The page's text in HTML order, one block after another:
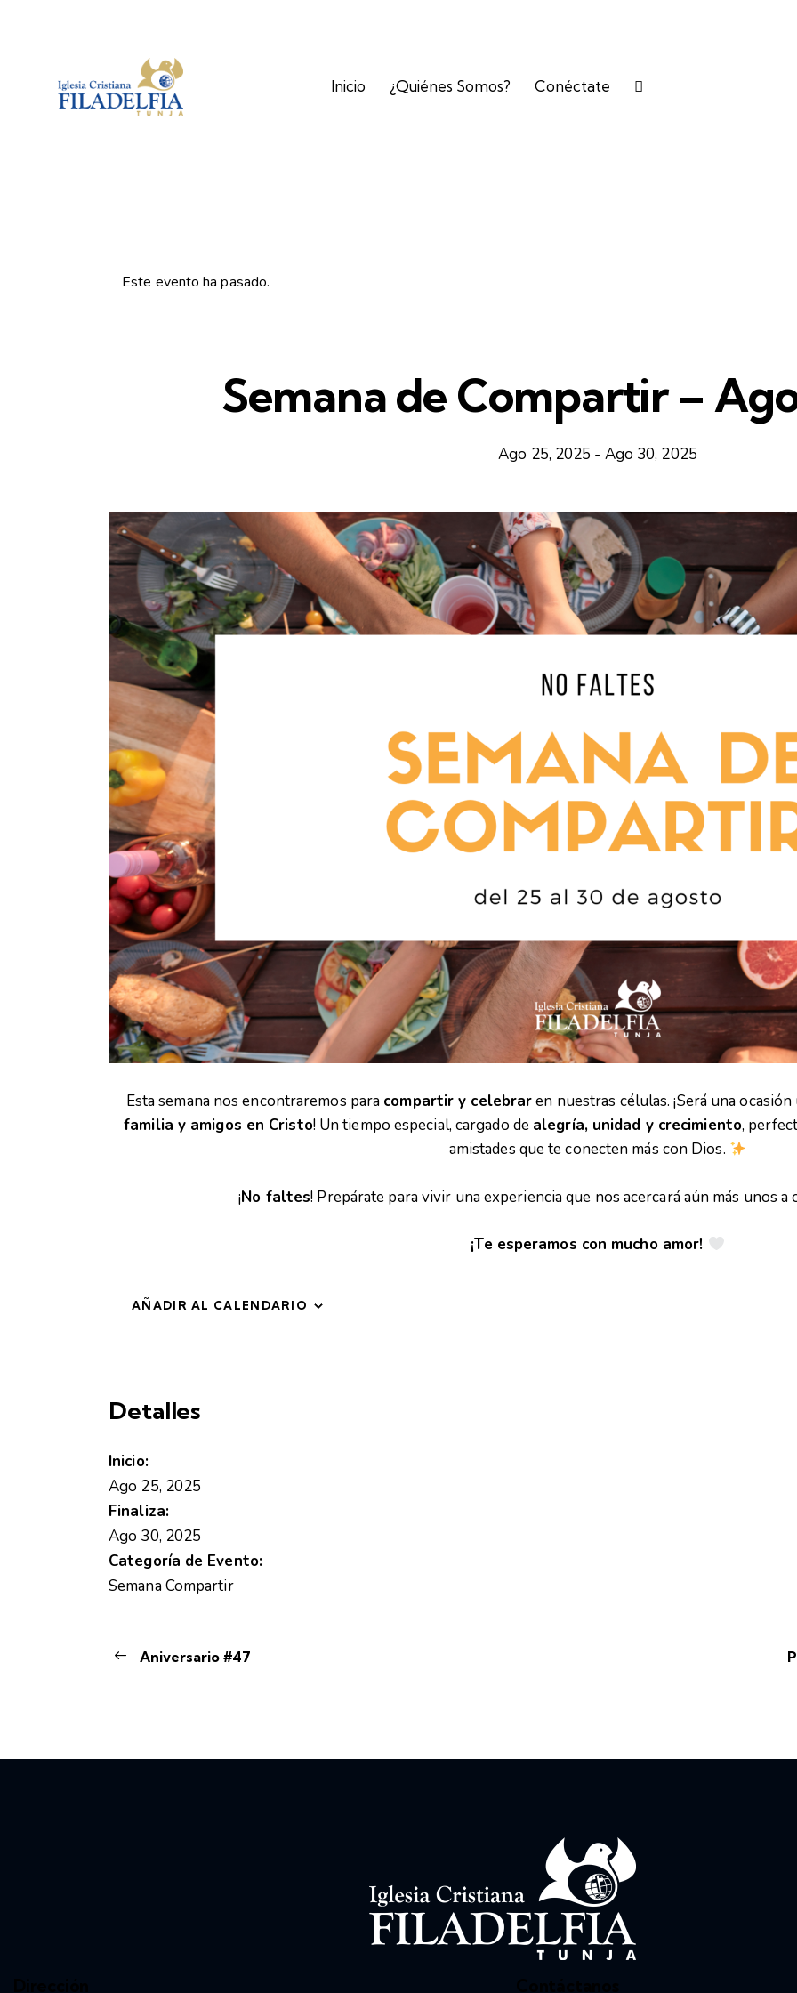
Inicio ¿Quiénes Somos? Conéctate
Este evento ha pasado.
Semana de Compartir –
Ago 25, 2025 - Ago 30, 2025
Esta semana nos encontraremos para compartir y celebraren nuestras células. ¡Será una
familia y amigos en Cristo! Un tiempo especial, cargado de alegría, unidad y crecimiento,
amistades que te conecten más con Dios.
¡No faltes! Prepárate para vivir una experiencia que nos acercará aún más unos
¡Te esperamos con mucho amor!
AÑADIR AL CALENDARIO
Detalles
Inicio:
Ago 25, 2025
Finaliza:
Ago 30, 2025
Categoría de Evento:
Semana Compartir
Aniversario #47